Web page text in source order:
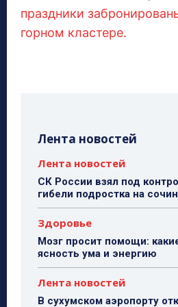
праздники
горном кластере.
Лента новостей
Лента новостей
СК России взял под
гибели подростка на
Здоровье
Мозг просит помощи:
ясность ума и энергию
Лента новостей
В сухумском аэропорту